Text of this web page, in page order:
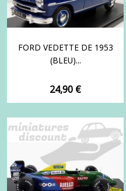
FORD VEDETTE DE 1953
(BLEU)...
Prix
24,90 €